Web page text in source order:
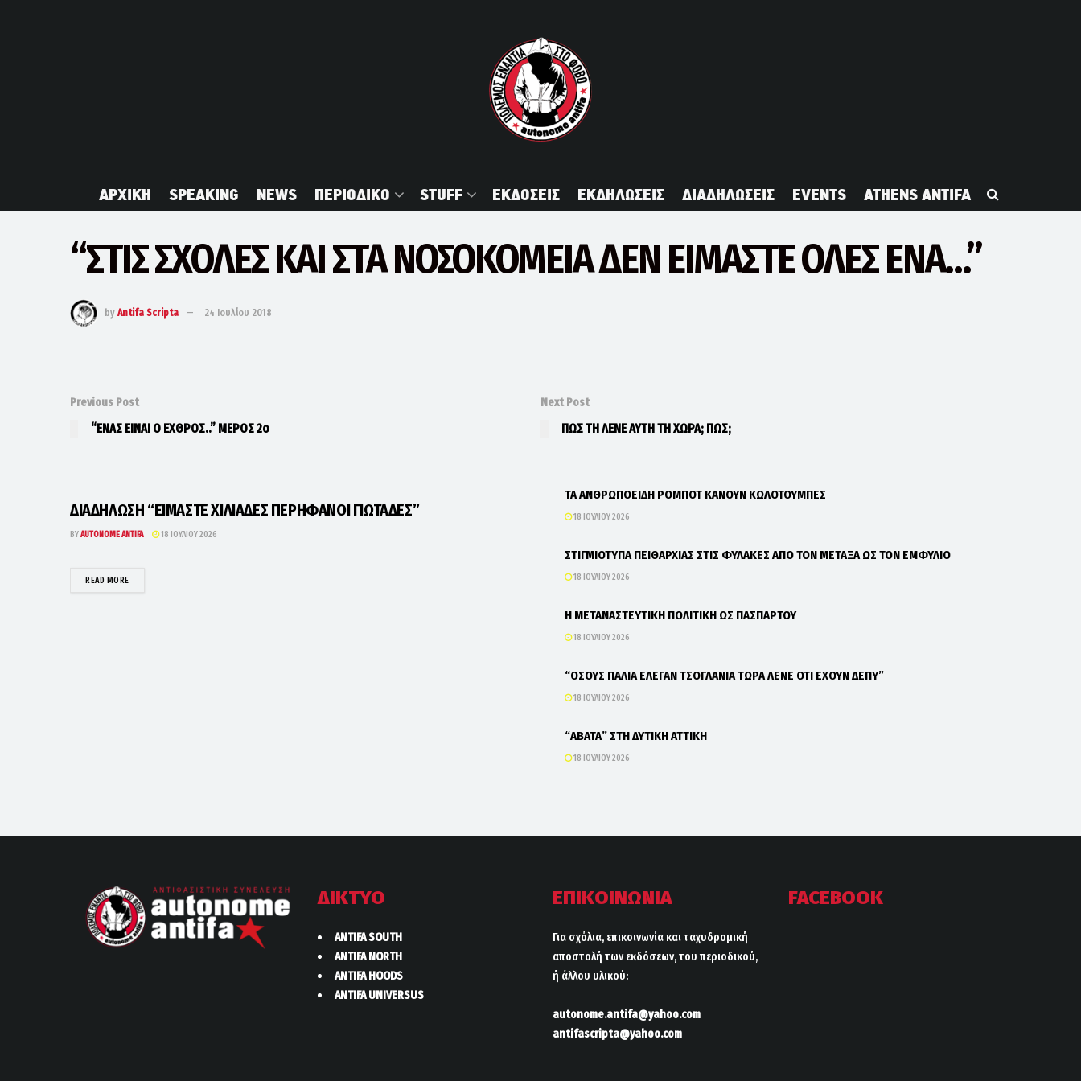
ΑΡΧΙΚΗ SPEAKING NEWS ΠΕΡΙΟΔΙΚΟ STUFF ΕΚΔΟΣΕΙΣ ΕΚΔΗΛΩΣΕΙΣ ΔΙΑΔΗΛΩΣΕΙΣ EVENTS ATHENS ANTIFA
“ΣΤΙΣ ΣΧΟΛΕΣ ΚΑΙ ΣΤΑ ΝΟΣΟΚΟΜΕΙΑ ΔΕΝ ΕΙΜΑΣΤΕ ΟΛΕΣ ΕΝΑ…”
by Antifa Scripta 24 Ιουλίου 2018
Previous Post
“ΕΝΑΣ ΕΙΝΑΙ Ο ΕΧΘΡΟΣ..” ΜΕΡΟΣ 2ο
Next Post
ΠΩΣ ΤΗ ΛΕΝΕ ΑΥΤΗ ΤΗ ΧΩΡΑ; ΠΩΣ;
ΔΙΑΔΗΛΩΣΗ “ΕΙΜΑΣΤΕ ΧΙΛΙΑΔΕΣ ΠΕΡΗΦΑΝΟΙ ΓΙΩΤΑΔΕΣ”
BYAUTONOME ANTIFA 18 ΙΟΥΛΊΟΥ 2026
READ MOREDETAILS
ΤΑ ΑΝΘΡΩΠΟΕΙΔΗ ΡΟΜΠΟΤ ΚΑΝΟΥΝ ΚΩΛΟΤΟΥΜΠΕΣ
18 ΙΟΥΛΊΟΥ 2026
ΣΤΙΓΜΙΟΤΥΠΑ ΠΕΙΘΑΡΧΙΑΣ ΣΤΙΣ ΦΥΛΑΚΕΣ ΑΠΟ ΤΟΝ ΜΕΤΑΞΑ ΩΣ ΤΟΝ ΕΜΦΥΛΙΟ
18 ΙΟΥΛΊΟΥ 2026
Η ΜΕΤΑΝΑΣΤΕΥΤΙΚΗ ΠΟΛΙΤΙΚΗ ΩΣ ΠΑΣΠΑΡΤΟΥ
18 ΙΟΥΛΊΟΥ 2026
“ΟΣΟΥΣ ΠΑΛΙΑ ΕΛΕΓΑΝ ΤΣΟΓΛΑΝΙΑ ΤΩΡΑ ΛΕΝΕ ΟΤΙ ΕΧΟΥΝ ΔΕΠΥ”
18 ΙΟΥΛΊΟΥ 2026
“ΑΒΑΤΑ” ΣΤΗ ΔΥΤΙΚΗ ΑΤΤΙΚΗ
18 ΙΟΥΛΊΟΥ 2026
ΔΙΚΤΥΟ
ANTIFA SOUTH
ANTIFA NORTH
ANTIFA HOODS
ANTIFA UNIVERSUS
ΕΠΙΚΟΙΝΩΝΙΑ
Για σχόλια, επικοινωνία και ταχυδρομική
αποστολή των εκδόσεων, του περιοδικού,
ή άλλου υλικού:
autonome.antifa@yahoo.com
antifascripta@yahoo.com
FACEBOOK